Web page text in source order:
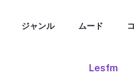
ジャンル ムード
Lesfm